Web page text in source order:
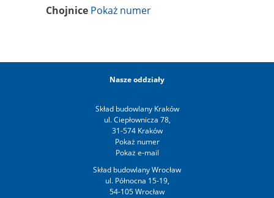
Chojnice
Nasze oddziały
Skład budowlany Kraków
ul. Ciepłownicza 78,
31-574 Kraków
Skład budowlany Wrocław
ul. Północna 15-19,
54-105 Wrocław